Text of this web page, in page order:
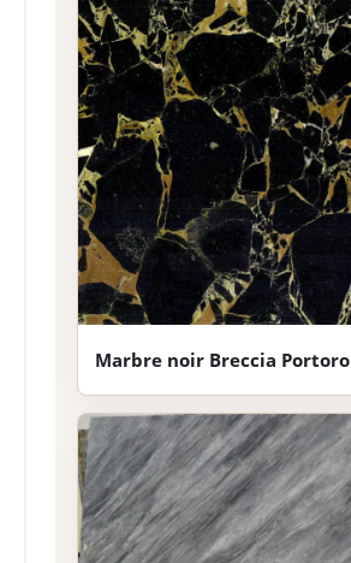
Marbre noir Breccia Portoro